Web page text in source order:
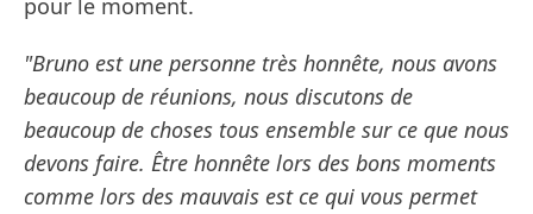
pour le moment.
"Bruno est une personne très honnête, nous avons
beaucoup de réunions, nous discutons de
beaucoup de choses tous ensemble sur ce que nous
devons faire. Être honnête lors des bons moments
comme lors des mauvais est ce qui vous permet